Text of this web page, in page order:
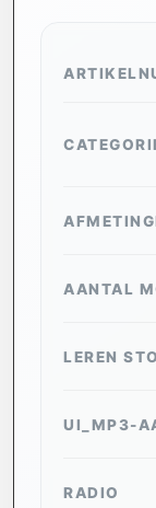
AANTAL
LEREN
UI_MP3-
RADIO